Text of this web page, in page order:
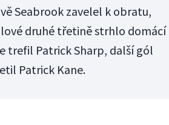
Seabrook zavelel k obratu,
druhé třetině strhlo domácí
trefil Patrick Sharp, další gól
Patrick Kane.